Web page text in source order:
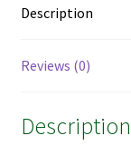
Description
Reviews (0)
Description